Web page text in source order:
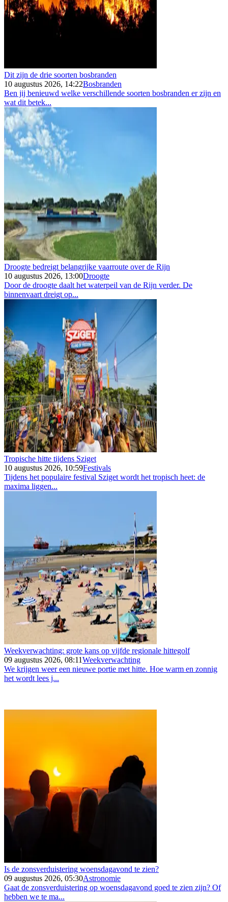
Dit zijn de drie soorten bosbranden
10 augustus 2026, 14:22Bosbranden
Ben jij benieuwd welke verschillende soorten bosbranden er zijn en
wat dit betek...
Droogte bedreigt belangrijke vaarroute over de Rijn
10 augustus 2026, 13:00Droogte
Door de droogte daalt het waterpeil van de Rijn verder. De
binnenvaart dreigt op...
Tropische hitte tijdens Sziget
10 augustus 2026, 10:59Festivals
Tijdens het populaire festival Sziget wordt het tropisch heet: de
maxima liggen...
Weekverwachting: grote kans op vijfde regionale hittegolf
09 augustus 2026, 08:11Weekverwachting
We krijgen weer een nieuwe portie met hitte. Hoe warm en zonnig
het wordt lees j...
Is de zonsverduistering woensdagavond te zien?
09 augustus 2026, 05:30Astronomie
Gaat de zonsverduistering op woensdagavond goed te zien zijn? Of
hebben we te ma...